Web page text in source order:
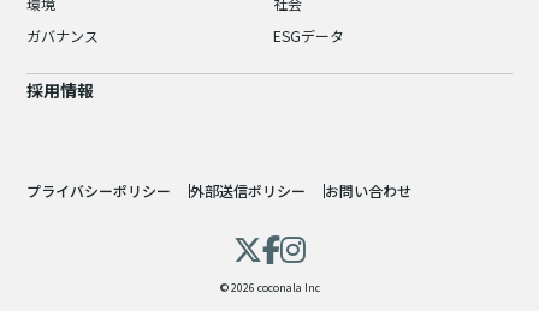
ガバナンス
ESGデータ
採用情報
プライバシーポリシー 外部送信ポリシー お問い合わせ
© 2026 coconala Inc